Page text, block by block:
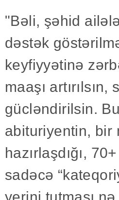
"Bəli, şəhid
dəstək
keyfiyyətinə
maaşı
gücləndirilsin.
abituriyentin, bir
hazırlaşdığı,
sadəcə